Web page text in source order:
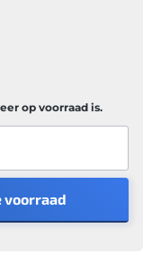
op voorraad is.
voorraad